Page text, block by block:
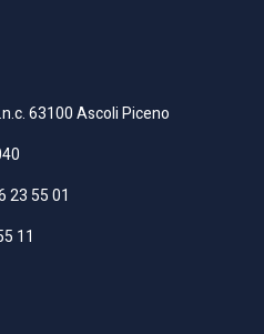
63100 Ascoli Piceno
23 55 01
11